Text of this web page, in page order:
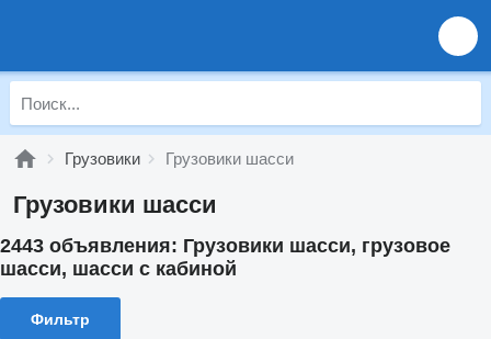
Грузовики Грузовики шасси
Грузовики шасси
2443 объявления: Грузовики шасси, грузовое
шасси, шасси с кабиной
Фильтр